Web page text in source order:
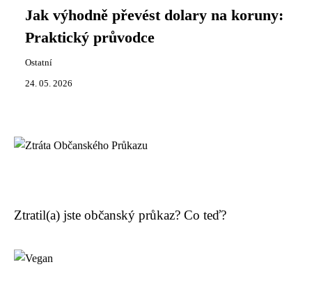
Jak výhodně převést dolary na koruny:
Praktický průvodce
Ostatní
24. 05. 2026
Ztratil(a) jste občanský průkaz? Co teď?